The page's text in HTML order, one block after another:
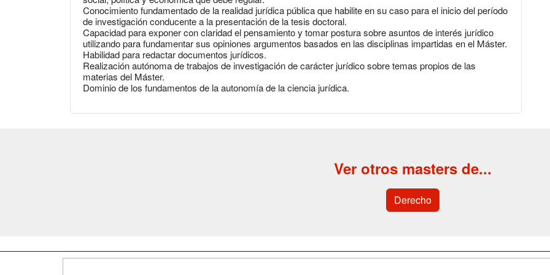
Conocimiento fundamentado de la realidad jurídica pública que habilite en su caso para el inicio del período
de investigación conducente a la presentación de la tesis doctoral.
Capacidad para exponer con claridad el pensamiento y tomar postura sobre asuntos de interés jurídico
utilizando para fundamentar sus opiniones argumentos basados en las disciplinas impartidas en el Máster.
Habilidad para redactar documentos jurídicos.
Realización autónoma de trabajos de investigación de carácter jurídico sobre temas propios de las
materias del Máster.
Dominio de los fundamentos de la autonomía de la ciencia jurídica.
Ver otros masters de...
Derecho